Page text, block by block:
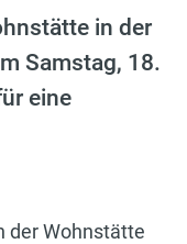
in der
Samstag, 18.
eine
der Wohnstätte